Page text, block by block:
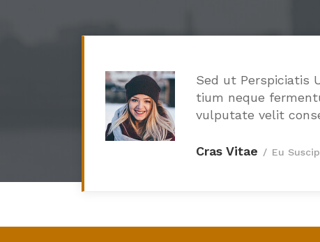
Sed ut Perspiciatis
tium neque
vulputate velit
Cras Vitae Eu